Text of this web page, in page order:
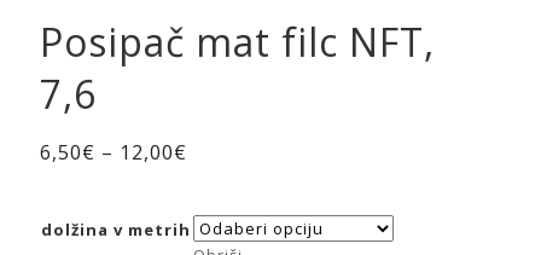
Posipač mat filc NFT,
7,6
6,50€ – 12,00€
dolžina v metrih